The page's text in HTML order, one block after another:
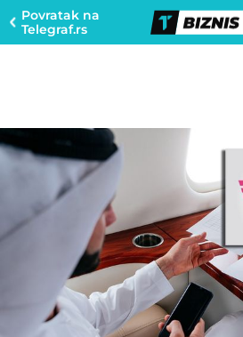
Povratak na
Telegraf.rs